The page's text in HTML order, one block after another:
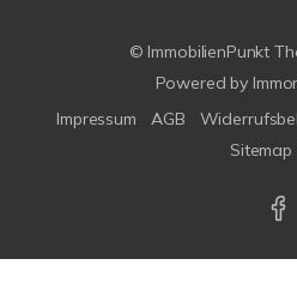
© ImmobilienPunkt
Powered by
Impressum
AGB
Sitemap